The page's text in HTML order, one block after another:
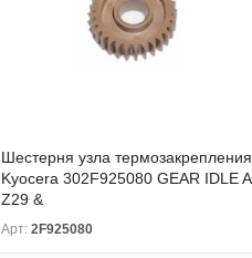
Шестерня узла термозакрепления
Kyocera 302F925080 GEAR IDLE A
Z29 &
Арт: 2F925080